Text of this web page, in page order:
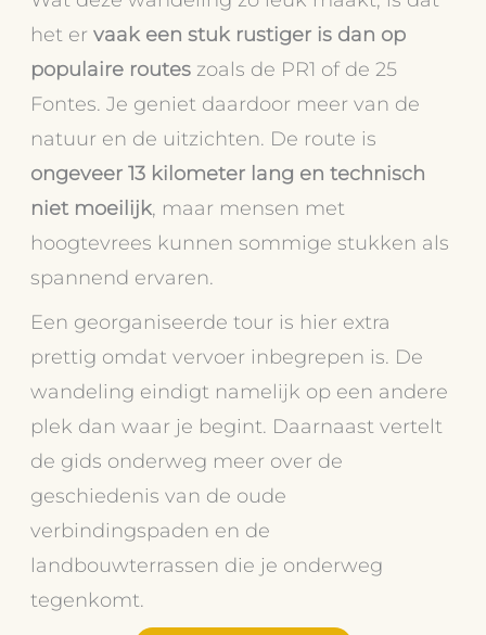
het ervaak een stuk rustiger is dan op
populaire routes zoals de PR1 of de 25
Fontes. Je geniet daardoor meer van de
natuur en de uitzichten. De route is
ongeveer 13 kilometer lang en technisch
niet moeilijk, maar mensen met
hoogtevrees kunnen sommige stukken als
spannend ervaren.
Een georganiseerde tour is hier extra
prettig omdat vervoer inbegrepen is. De
wandeling eindigt namelijk op een andere
plek dan waar je begint. Daarnaast vertelt
de gids onderweg meer over de
geschiedenis van de oude
verbindingspaden en de
landbouwterrassen die je onderweg
tegenkomt.